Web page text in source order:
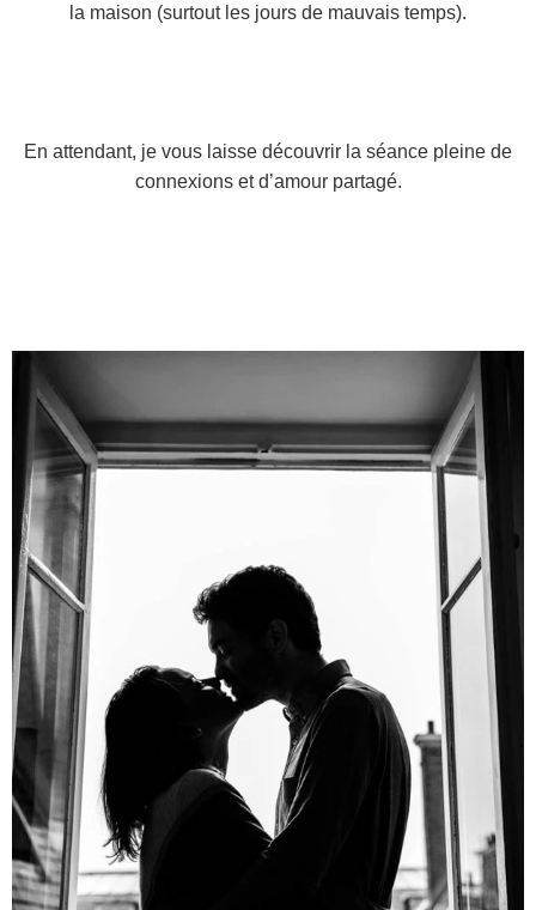
la maison (surtout les jours de mauvais temps).
En attendant, je vous laisse découvrir la séance pleine de
connexions et d’amour partagé.